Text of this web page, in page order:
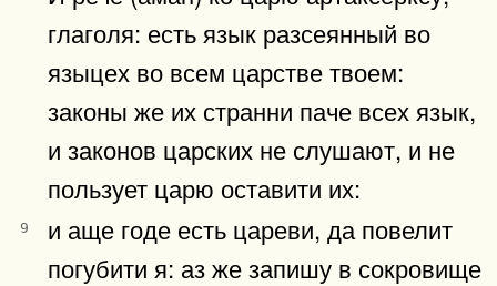
глаголя: есть язык разсеянный во
языцех во всем царстве твоем:
законы же их странни паче всех язык,
и законов царских не слушают, и не
пользует царю оставити их:
9
и аще годе есть цареви, да повелит
погубити я: аз же запишу в сокровище